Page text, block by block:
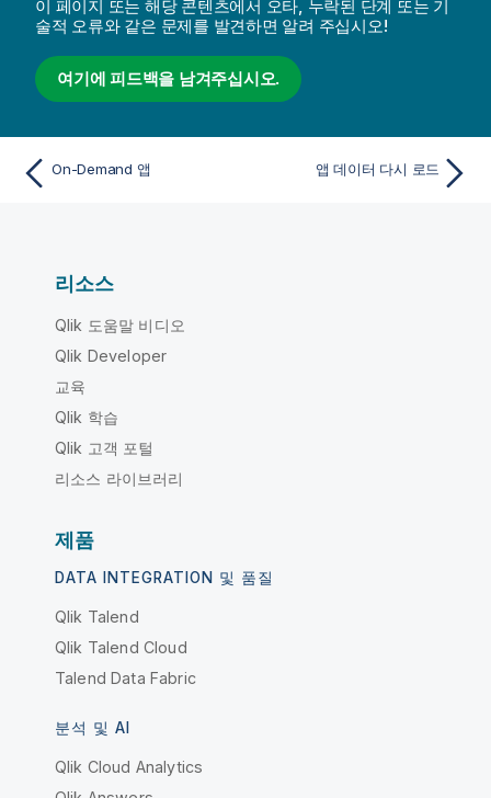
이 페이지 또는 해당 콘텐츠에서 오타, 누락된 단계 또는 기
술적 오류와 같은 문제를 발견하면 알려 주십시오!
여기에 피드백을 남겨주십시오.
On-Demand 앱 앱 데이터 다시 로드
리소스
Qlik 도움말 비디오
Qlik Developer
교육
Qlik 학습
Qlik 고객 포털
리소스 라이브러리
제품
DATA INTEGRATION 및 품질
Qlik Talend
Qlik Talend Cloud
Talend Data Fabric
분석 및 AI
Qlik Cloud Analytics